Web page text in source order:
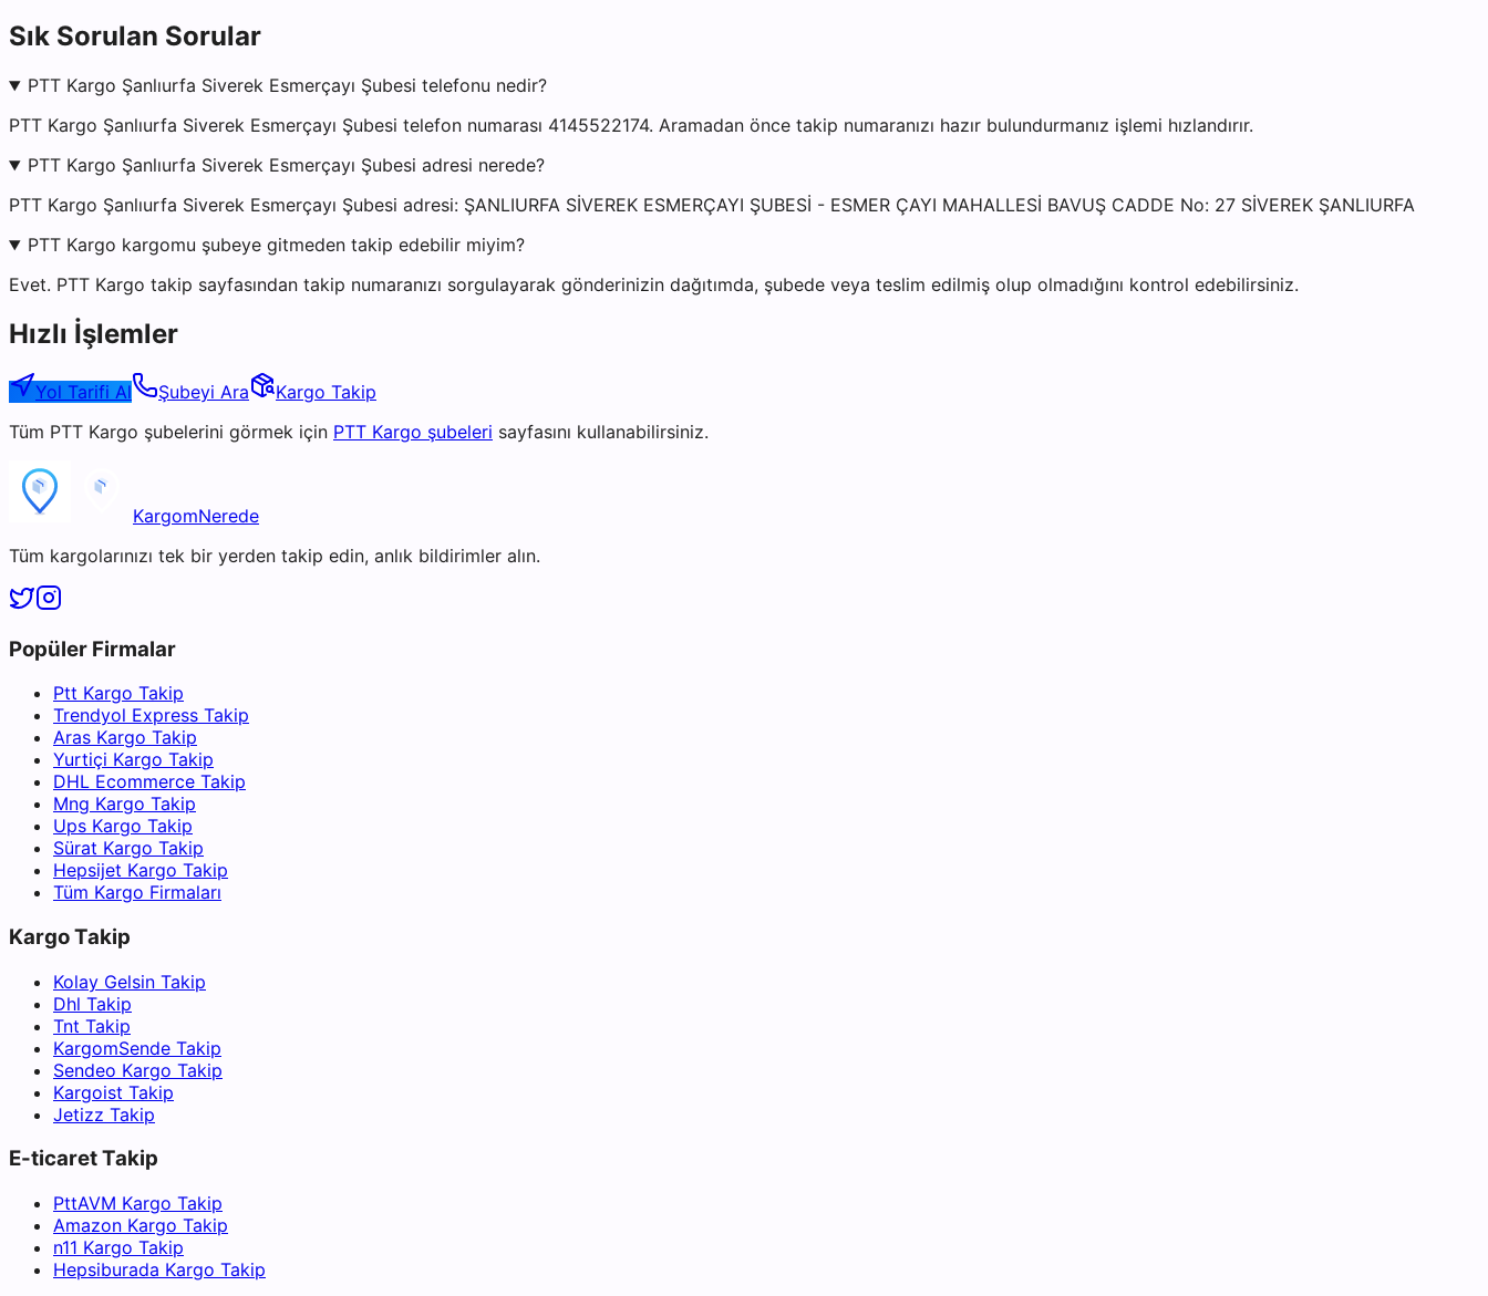
Sık Sorulan Sorular
PTT Kargo Şanlıurfa Siverek Esmerçayı Şubesi telefonu nedir?
PTT Kargo Şanlıurfa Siverek Esmerçayı Şubesi telefon numarası 4145522174. Aramadan önce takip numaranızı hazır bulundurmanız işlemi hızlandırır.
PTT Kargo Şanlıurfa Siverek Esmerçayı Şubesi adresi nerede?
PTT Kargo Şanlıurfa Siverek Esmerçayı Şubesi adresi: ŞANLIURFA SİVEREK ESMERÇAYI ŞUBESİ - ESMER ÇAYI MAHALLESİ BAVUŞ CADDE No: 27 SİVEREK ŞANLIURFA
PTT Kargo kargomu şubeye gitmeden takip edebilir miyim?
Evet. PTT Kargo takip sayfasından takip numaranızı sorgulayarak gönderinizin dağıtımda, şubede veya teslim edilmiş olup olmadığını kontrol edebilirsiniz.
Hızlı İşlemler
Yol Tarifi Al Şubeyi Ara
Kargo Takip
Tüm PTT Kargo şubelerini görmek için PTT Kargo şubeleri sayfasını kullanabilirsiniz.
KargomNerede
Tüm kargolarınızı tek bir yerden takip edin, anlık bildirimler alın.
Popüler Firmalar
Ptt Kargo Takip
Trendyol Express Takip
Aras Kargo Takip
Yurtiçi Kargo Takip
DHL Ecommerce Takip
Mng Kargo Takip
Ups Kargo Takip
Sürat Kargo Takip
Hepsijet Kargo Takip
Tüm Kargo Firmaları
Kargo Takip
Kolay Gelsin Takip
Dhl Takip
Tnt Takip
KargomSende Takip
Sendeo Kargo Takip
Kargoist Takip
Jetizz Takip
E-ticaret Takip
PttAVM Kargo Takip
Amazon Kargo Takip
n11 Kargo Takip
Hepsiburada Kargo Takip